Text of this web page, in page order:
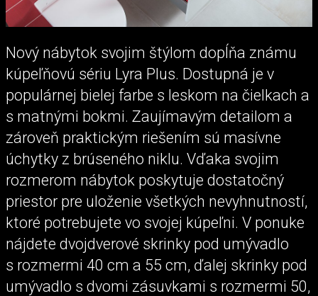
Nový nábytok svojim štýlom dopĺňa známu
kúpeľňovú sériu Lyra Plus. Dostupná je v
populárnej bielej farbe s leskom na čielkach a
s matnými bokmi. Zaujímavým detailom a
zároveň praktickým riešením sú masívne
úchytky z brúseného niklu. Vďaka svojim
rozmerom nábytok poskytuje dostatočný
priestor pre uloženie všetkých nevyhnutností,
ktoré potrebujete vo svojej kúpeľni. V ponuke
nájdete dvojdverové skrinky pod umývadlo
s rozmermi 40 cm a 55 cm, ďalej skrinky pod
umývadlo s dvomi zásuvkami s rozmermi 50,